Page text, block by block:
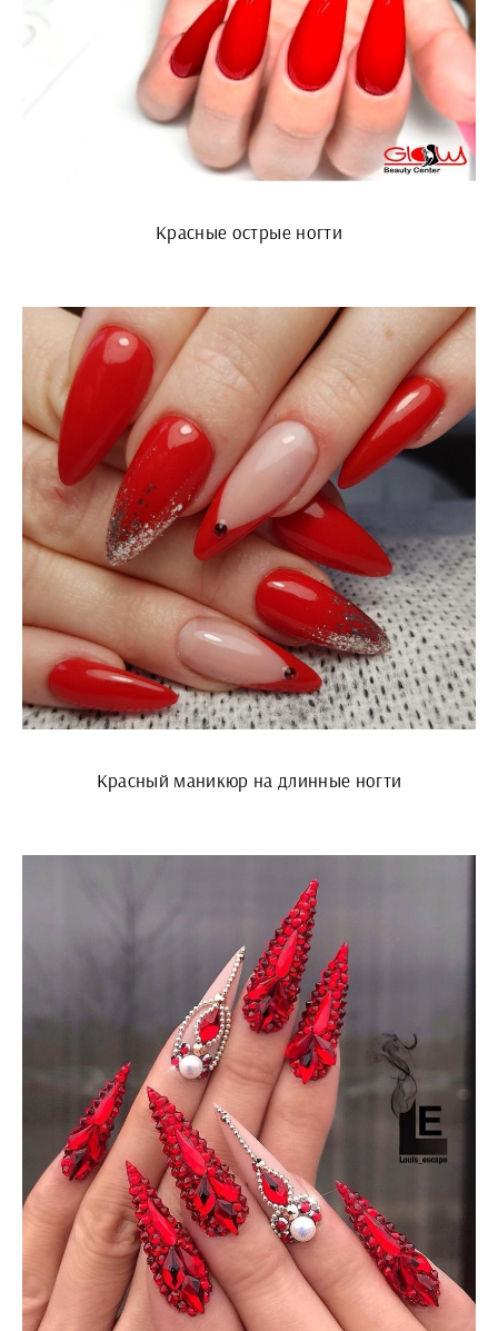
Красные острые ногти
Красный маникюр на длинные ногти